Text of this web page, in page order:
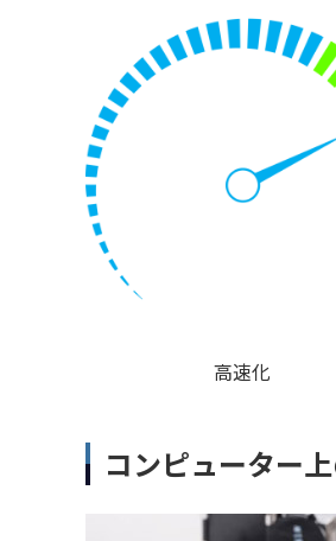
高速化
コンピューター